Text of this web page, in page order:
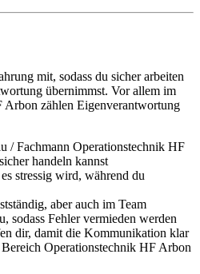
mit, sodass du sicher arbeiten
übernimmst. Vor allem im
zählen Eigenverantwortung
/ Fachmann Operationstechnik HF
handeln kannst
stressig wird, während du
aber auch im Team
sodass Fehler vermieden werden
dir, damit die Kommunikation klar
Operationstechnik HF Arbon